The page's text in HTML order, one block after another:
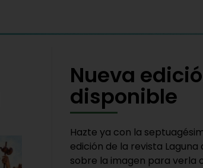
Nueva
disponible
Hazte ya con la
edición de la revista Laguna
sobre la imagen para verla